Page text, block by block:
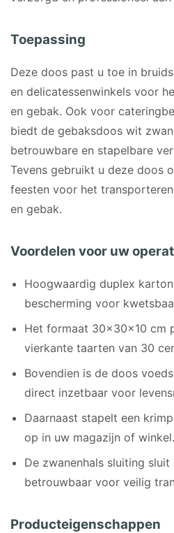
Toepassing
Deze doos past u toe in
en delicatessenwinkels voor
en gebak. Ook voor
biedt de gebaksdoos wit
betrouwbare en stapelbare
Tevens gebruikt u deze doos
feesten voor het
en gebak.
Voordelen voor uw
Hoogwaardig duplex
bescherming voor
Het formaat 30x30x10 cm
vierkante taarten van 30
Bovendien is de doos
direct inzetbaar voor
Daarnaast stapelt een
op in uw magazijn of winkel.
De zwanenhals sluiting
betrouwbaar voor veilig
Producteigenschappen